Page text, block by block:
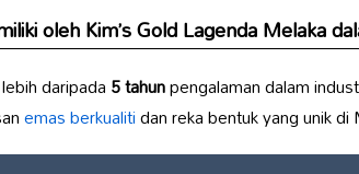
olehKim’s Gold Lagenda Melaka
daripada5 tahunpengalaman dalam
emas berkualitidan reka bentuk yang unik di